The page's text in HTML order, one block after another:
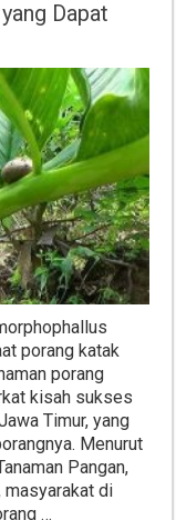
Dapat
porang katak
porang
kisah sukses
Timur, yang
Menurut
Pangan,
masyarakat di
…